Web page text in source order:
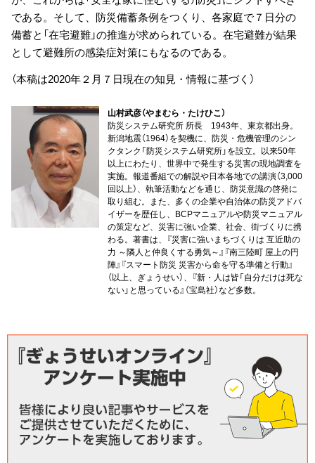
である。そして、防災備蓄条例をつくり、各家庭で７日分の
備蓄と「在宅避難」の推進が求められている。在宅避難が結果
として避難所の感染症対策にもなるのである。
（本稿は2020年２月７日現在の知見・情報に基づく）
山村武彦（やまむら・たけひこ）
防災システム研究所 所長 1943年、東京都出身。
新潟地震（1964）を契機に、防災・危機管理のシン
クタンク「防災システム研究所」を設立。以来50年
以上にわたり、世界中で発生する災害の現地調査を
実施。報道番組での解説や日本各地での講演（3,000
回以上）、執筆活動などを通じ、防災意識の啓発に
取り組む。また、多くの企業や自治体の防災アドバ
イザーを歴任し、BCPマニュアルや防災マニュアル
の策定など、災害に強い企業、社会、街づくりに携
わる。著書は、『災害に強いまちづくりは 互近助の
力 ～隣人と仲良くする勇気～』『南三陸町 屋上の円
陣』『スマート防災 災害から命を守る準備と行動』
（以上、ぎょうせい）、『新・人は皆「自分だけは死な
ない」と思っている』（宝島社）など多数。